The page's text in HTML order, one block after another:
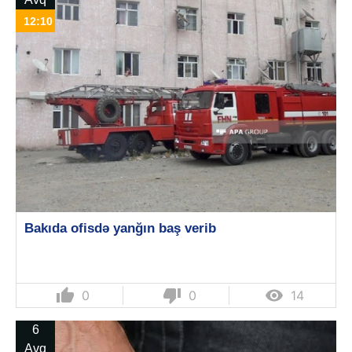
12:10
Bakıda ofisdə yanğın baş verib
thumb_up 0 thumb_down 0  14
6
Avq